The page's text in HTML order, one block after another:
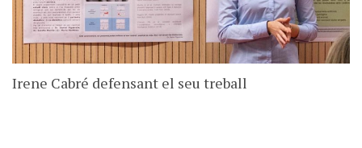
Irene Cabré defensant el seu treball